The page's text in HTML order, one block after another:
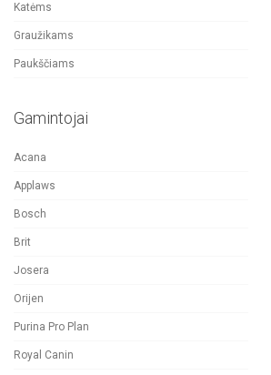
Katėms
Graužikams
Paukščiams
Gamintojai
Acana
Applaws
Bosch
Brit
Josera
Orijen
Purina Pro Plan
Royal Canin